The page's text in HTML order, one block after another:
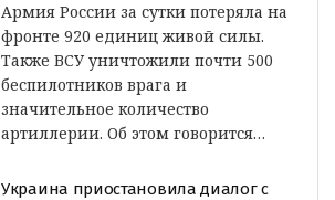
Армия России за сутки потеряла на
фронте 920 единиц живой силы.
Также ВСУ уничтожили почти 500
беспилотников врага и
значительное количество
артиллерии. Об этом говорится…
Украина приостановила диалог с